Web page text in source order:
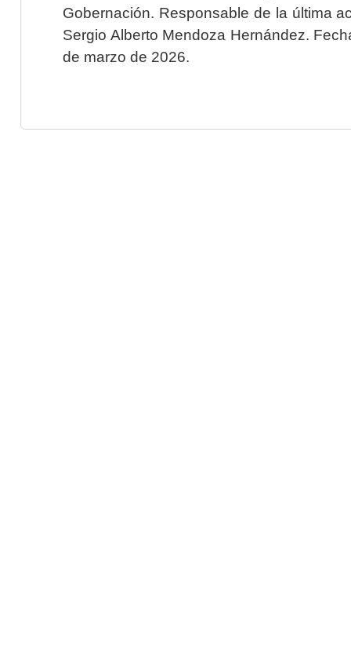
Gobernación. Responsable de la última
Sergio Alberto Mendoza Hernández.
de marzo de 2026.